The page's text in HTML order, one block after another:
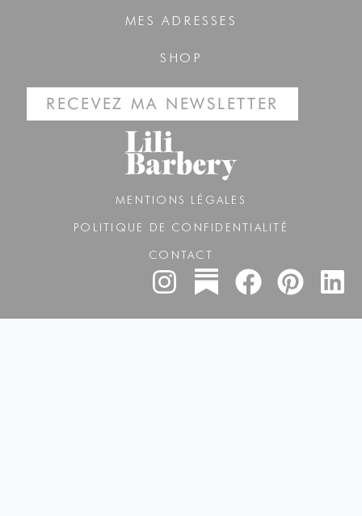
MES ADRESSES
SHOP
RECEVEZ MA NEWSLETTER
MENTIONS LÉGALES
POLITIQUE DE CONFIDENTIALITÉ
CONTACT